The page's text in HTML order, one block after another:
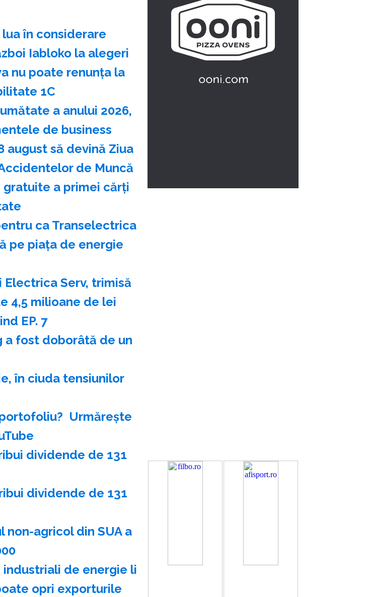
în considerare
Iabloko la alegeri
nu poate renunţa la
1C
a anului 2026,
de business
august să devină Ziua
de Muncă
gratuite a primei cărţi
ca Transelectrica
pe piaţa de energie
Serv, trimisă
4,5 milioane de lei
EP. 7
a fost doborâtă de un
în ciuda tensiunilor
Urmărește
dividende de 131
dividende de 131
non-agricol din SUA a
industriali de energie li
opri exporturile